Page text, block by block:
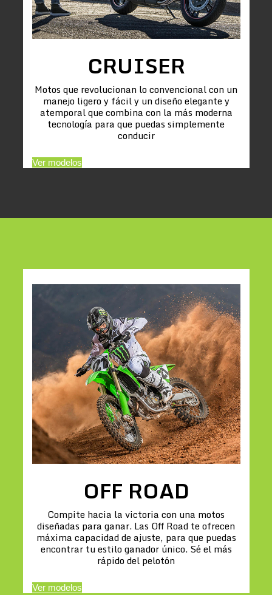
CRUISER
Motos que revolucionan lo convencional con un
manejo ligero y fácil y un diseño elegante y
atemporal que combina con la más moderna
tecnología para que puedas simplemente
conducir
Ver modelos
OFF ROAD
Compite hacia la victoria con una motos
diseñadas para ganar. Las Off Road te ofrecen
máxima capacidad de ajuste, para que puedas
encontrar tu estilo ganador único. Sé el más
rápido del pelotón
Ver modelos